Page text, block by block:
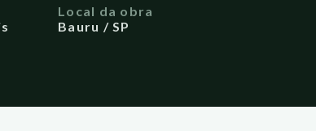
Local da obra
Bauru / SP